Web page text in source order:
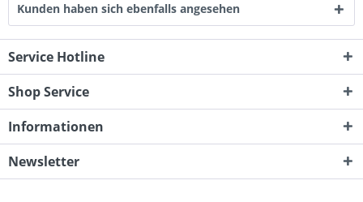
Kunden haben sich ebenfalls angesehen
Service Hotline
Shop Service
Informationen
Newsletter